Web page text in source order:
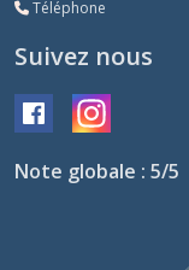
Téléphone
Suivez nous
Note globale : 5/5